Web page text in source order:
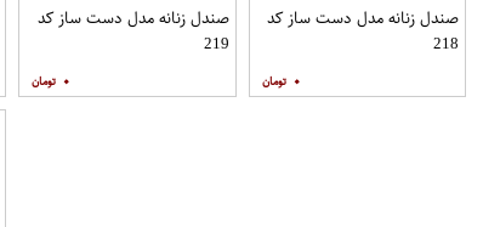
صندل زنانه مدل دست ساز کد
218
۰
صندل زنانه مدل دست ساز کد
219
۰